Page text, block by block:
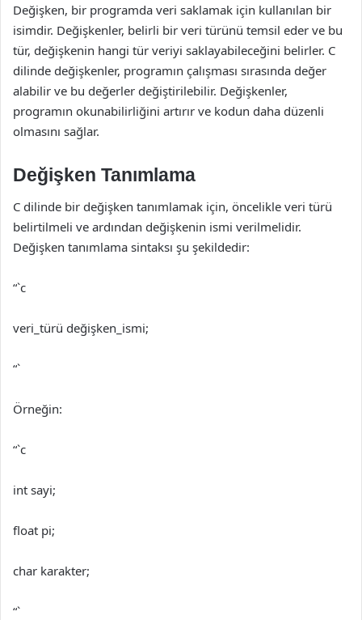
Değişken, bir programda veri saklamak için kullanılan bir
isimdir. Değişkenler, belirli bir veri türünü temsil eder ve bu
tür, değişkenin hangi tür veriyi saklayabileceğini belirler. C
dilinde değişkenler, programın çalışması sırasında değer
alabilir ve bu değerler değiştirilebilir. Değişkenler,
programın okunabilirliğini artırır ve kodun daha düzenli
olmasını sağlar.
Değişken Tanımlama
C dilinde bir değişken tanımlamak için, öncelikle veri türü
belirtilmeli ve ardından değişkenin ismi verilmelidir.
Değişken tanımlama sintaksı şu şekildedir:
“`c
veri_türü değişken_ismi;
“`
Örneğin:
“`c
int sayi;
float pi;
char karakter;
“`